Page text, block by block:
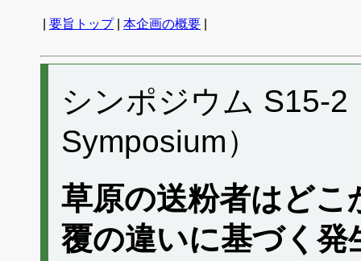
要旨トップ| 本企画の概要
シンポジウム S15-
Symposium）
草原の送粉者はどこ
覆の違いに基づく発